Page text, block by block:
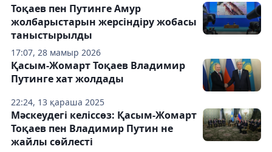
17:07, 28 мамыр 2026
Тоқаев пен Путинге Амур
жолбарыстарын жерсіндіру жобасы
таныстырылды
22:24, 13 қараша 2025
Қасым-Жомарт Тоқаев Владимир
Путинге хат жолдады
Мәскеудегі келіссөз: Қасым-Жомарт
Тоқаев пен Владимир Путин не
жайлы сөйлесті